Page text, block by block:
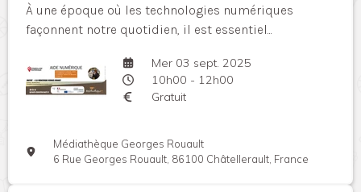
À une époque où les technologies numériques
façonnent notre quotidien, il est essentiel...
Mer 03 sept. 2025
10h00 - 12h00
Gratuit
Médiathèque Georges Rouault
6 Rue Georges Rouault, 86100 Châtellerault, France